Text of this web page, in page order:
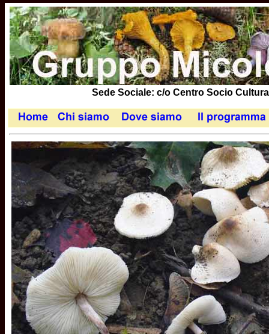
Sede Sociale: c/o Centro Socio